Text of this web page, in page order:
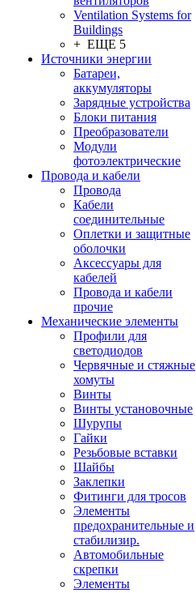
Ventilation Systems for
Buildings
+ ЕЩЕ 5
Источники энергии
Батареи,
аккумуляторы
Зарядные устройства
Блоки питания
Преобразователи
Модули
фотоэлектрические
Провода и кабели
Провода
Кабели
соединительные
Оплетки и защитные
оболочки
Аксессуары для
кабелей
Провода и кабели
прочие
Механические элементы
Профили для
светодиодов
Червячные и стяжные
хомуты
Винты
Винты установочные
Шурупы
Гайки
Резьбовые вставки
Шайбы
Заклепки
Фитинги для тросов
Элементы
предохранительные и
стабилизир.
Автомобильные
скрепки
Элементы